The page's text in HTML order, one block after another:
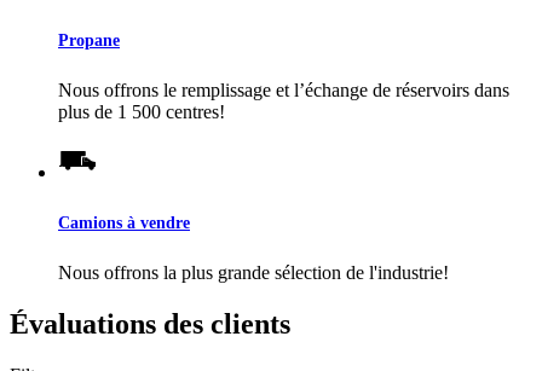
Propane
Nous offrons le remplissage et l’échange de réservoirs dans
plus de 1 500 centres!
Camions à vendre
Nous offrons la plus grande sélection de l'industrie!
Évaluations des clients